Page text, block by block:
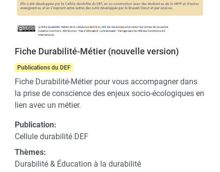
Fiche Durabilité-Métier (nouvelle version)
Publications du DEF
Fiche Durabilité-Métier pour vous accompagner dans
la prise de conscience des enjeux socio-écologiques en
lien avec un métier.
Publication:
Cellule durabilité DEF
Thèmes:
Durabilité & Éducation à la durabilité